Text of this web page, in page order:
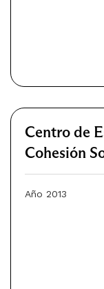
Centro de
Cohesión
Año 2013